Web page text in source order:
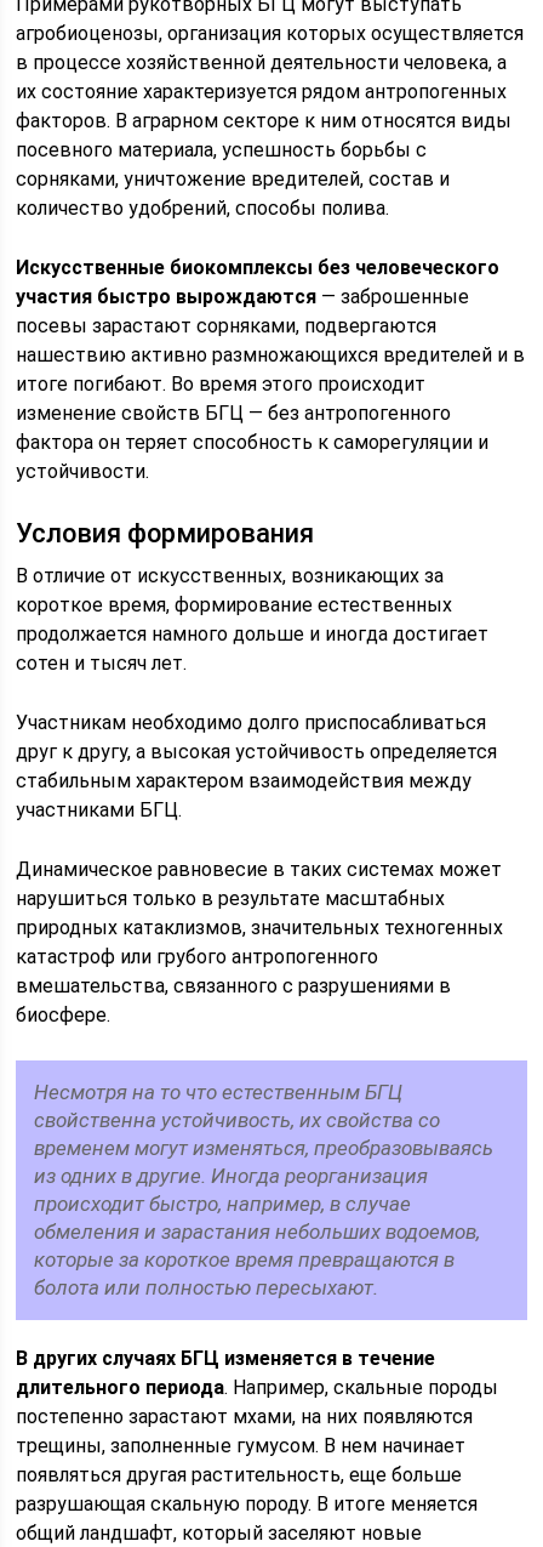
агробиоценозы, организация которых осуществляется
в процессе хозяйственной деятельности человека, а
их состояние характеризуется рядом антропогенных
факторов. В аграрном секторе к ним относятся виды
посевного материала, успешность борьбы с
сорняками, уничтожение вредителей, состав и
количество удобрений, способы полива.
Искусственные биокомплексы без человеческого
участия быстро вырождаются — заброшенные
посевы зарастают сорняками, подвергаются
нашествию активно размножающихся вредителей и в
итоге погибают. Во время этого происходит
изменение свойств БГЦ — без антропогенного
фактора он теряет способность к саморегуляции и
устойчивости.
Условия формирования
В отличие от искусственных, возникающих за
короткое время, формирование естественных
продолжается намного дольше и иногда достигает
сотен и тысяч лет.
Участникам необходимо долго приспосабливаться
друг к другу, а высокая устойчивость определяется
стабильным характером взаимодействия между
участниками БГЦ.
Динамическое равновесие в таких системах может
нарушиться только в результате масштабных
природных катаклизмов, значительных техногенных
катастроф или грубого антропогенного
вмешательства, связанного с разрушениями в
биосфере.
Несмотря на то что естественным БГЦ
свойственна устойчивость, их свойства со
временем могут изменяться, преобразовываясь
из одних в другие. Иногда реорганизация
происходит быстро, например, в случае
обмеления и зарастания небольших водоемов,
которые за короткое время превращаются в
болота или полностью пересыхают.
В других случаях БГЦ изменяется в течение
длительного периода. Например, скальные породы
постепенно зарастают мхами, на них появляются
трещины, заполненные гумусом. В нем начинает
появляться другая растительность, еще больше
разрушающая скальную породу. В итоге меняется
общий ландшафт, который заселяют новые